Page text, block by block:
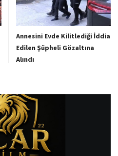
Annesini Evde Kilitlediği İddia
Edilen Şüpheli Gözaltına
Alındı